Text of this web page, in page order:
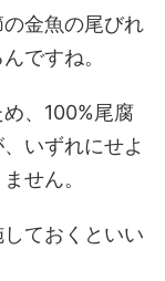
金魚の尾びれ
ですね。
、100%尾腐
いずれにせよ
せん。
ておくといい